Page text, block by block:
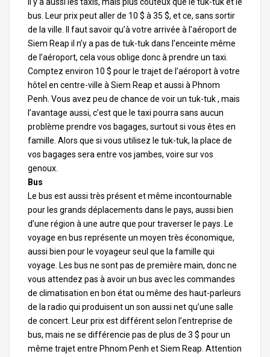
bus. Leur prix peut aller de 10 $ à 35 $, et ce, sans sortir
de la ville. Il faut savoir qu’à votre arrivée à l’aéroport de
Siem Reap il n’y a pas de tuk-tuk dans l’enceinte même
de l’aéroport, cela vous oblige donc à prendre un taxi.
Comptez environ 10 $ pour le trajet de l’aéroport à votre
hôtel en centre-ville à Siem Reap et aussi à Phnom
Penh. Vous avez peu de chance de voir un tuk-tuk , mais
l’avantage aussi, c’est que le taxi pourra sans aucun
problème prendre vos bagages, surtout si vous êtes en
famille. Alors que si vous utilisez le tuk-tuk, la place de
vos bagages sera entre vos jambes, voire sur vos
genoux.
Bus
Le bus est aussi très présent et même incontournable
pour les grands déplacements dans le pays, aussi bien
d’une région à une autre que pour traverser le pays . Le
voyage en bus représente un moyen très économique,
aussi bien pour le voyageur seul que la famille qui
voyage. Les bus ne sont pas de première main, donc ne
vous attendez pas à avoir un bus avec les commandes
de climatisation en bon état ou même des haut-parleurs
de la radio qui produisent un son aussi net qu’une salle
de concert. Leur prix est différent selon l’entreprise de
bus, mais ne se différencie pas de plus de 3 $ pour un
même trajet entre Phnom Penh et Siem Reap. Attention